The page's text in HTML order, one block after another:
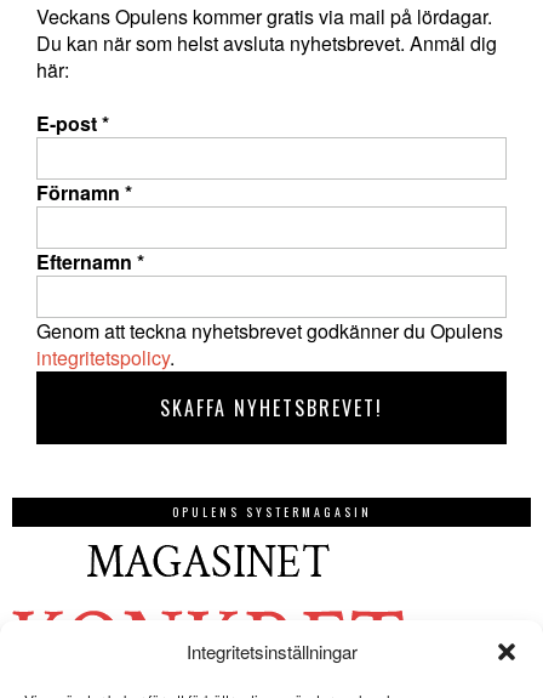
Integritetsinställningar
Veckans Opulens kommer gratis via mail på lördagar.
Du kan när som helst avsluta nyhetsbrevet. Anmäl dig
här:
E-post*
Förnamn *
Efternamn *
Genom att teckna nyhetsbrevet godkänner du Opulens
integritetspolicy.
OPULENS SYSTERMAGASIN